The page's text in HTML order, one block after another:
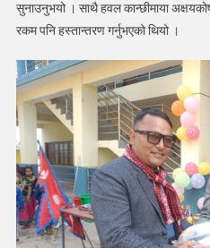
सुनाउनुभयो । साथै हवल कान्छीमाया
रकम पनि हस्तान्तरण गर्नुभएको थियो ।